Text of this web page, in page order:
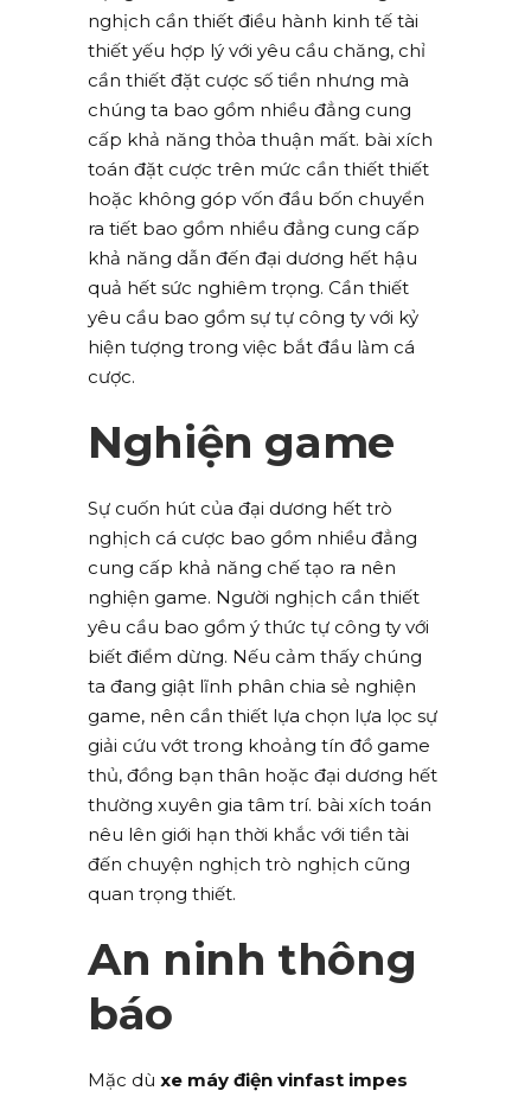
nghịch cần thiết điều hành kinh tế tài
thiết yếu hợp lý với yêu cầu chăng, chỉ
cần thiết đặt cược số tiền nhưng mà
chúng ta bao gồm nhiều đẳng cung
cấp khả năng thỏa thuận mất. bài xích
toán đặt cược trên mức cần thiết thiết
hoặc không góp vốn đầu bốn chuyển
ra tiết bao gồm nhiều đẳng cung cấp
khả năng dẫn đến đại dương hết hậu
quả hết sức nghiêm trọng. Cần thiết
yêu cầu bao gồm sự tự công ty với kỷ
hiện tượng trong việc bắt đầu làm cá
cược.
Nghiện game
Sự cuốn hút của đại dương hết trò
nghịch cá cược bao gồm nhiều đẳng
cung cấp khả năng chế tạo ra nên
nghiện game. Người nghịch cần thiết
yêu cầu bao gồm ý thức tự công ty với
biết điểm dừng. Nếu cảm thấy chúng
ta đang giật lĩnh phân chia sẻ nghiện
game, nên cần thiết lựa chọn lựa lọc sự
giải cứu vớt trong khoảng tín đồ game
thủ, đồng bạn thân hoặc đại dương hết
thường xuyên gia tâm trí. bài xích toán
nêu lên giới hạn thời khắc với tiền tài
đến chuyện nghịch trò nghịch cũng
quan trọng thiết.
An ninh thông
báo
Mặc dù xe máy điện vinfast impes